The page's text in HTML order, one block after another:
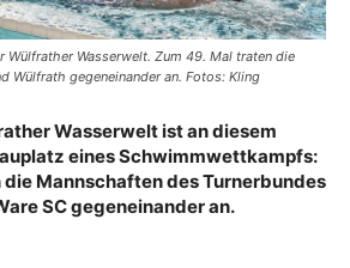
Wülfrather Wasserwelt. Zum 49. Mal traten die
Wülfrath gegeneinander an. Fotos: Kling
Wasserwelt ist an diesem
eines Schwimmwettkampfs:
Mannschaften des Turnerbundes
SC gegeneinander an.